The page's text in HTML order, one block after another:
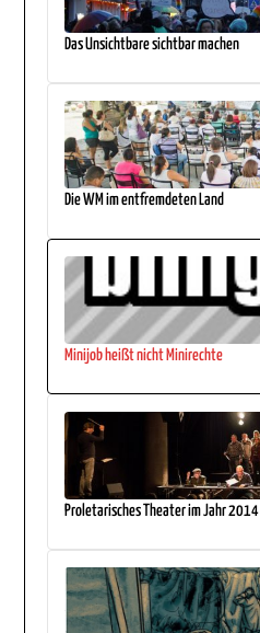
Das Unsichtbare sichtbar machen
Die WM im entfremdeten Land
Minijob heißt nicht Minirechte
Proletarisches Theater im Jahr 2014